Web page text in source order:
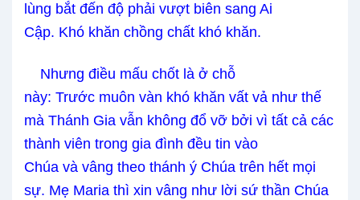
lùng bắt đến độ phải vượt biên sang Ai
Cập. Khó khăn chồng chất khó khăn.
Nhưng điều mấu chốt là ở chỗ
này: Trước muôn vàn khó khăn vất vả như thế
mà Thánh Gia vẫn không đổ vỡ bởi vì tất cả các
thành viên trong gia đình đều tin vào
Chúa và vâng theo thánh ý Chúa trên hết mọi
sự. Mẹ Maria thì xin vâng như lời sứ thần Chúa